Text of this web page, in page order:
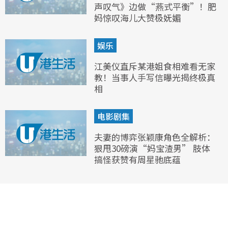
声叹气》边做“燕式平衡”！肥
妈惊叹海儿大赞极妩媚
娱乐
江美仪直斥某港姐食相难看无家
教！当事人手写信曝光揭终极真
相
电影剧集
夫妻的博弈张颖康角色全解析：
狠甩30磅演“妈宝渣男” 肢体
搞怪获赞有周星驰底蕴